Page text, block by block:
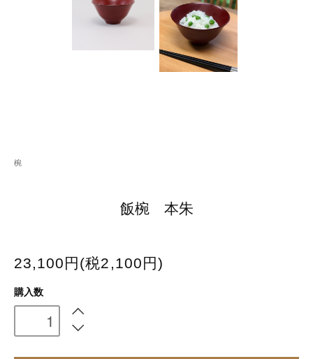
椀
飯椀 本朱
23,100円(税2,100円)
購入数